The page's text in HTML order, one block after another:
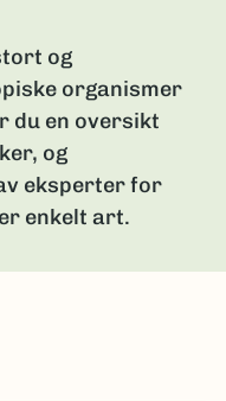
og
organismer
du en oversikt
og
eksperter for
enkelt art.